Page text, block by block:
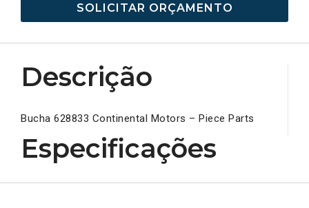
SOLICITAR ORÇAMENTO
Descrição
Bucha 628833 Continental Motors – Piece Parts
Especificações